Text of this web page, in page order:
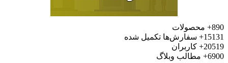
محصولات
سفارش‌ها تکمیل شده
کاربران
مطالب وبلاگ